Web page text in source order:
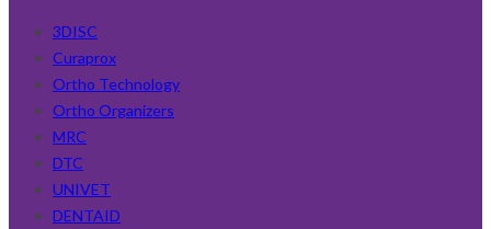
3DISC
Curaprox
Ortho Technology
Ortho Organizers
MRC
DTC
UNIVET
DENTAID